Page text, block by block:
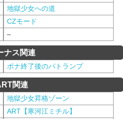
地獄少女への道
CZモード
–
ナス関連
ボナ終了後のパトランプ
関連
地獄少女昇格ゾーン
ART【寒河江ミチル】